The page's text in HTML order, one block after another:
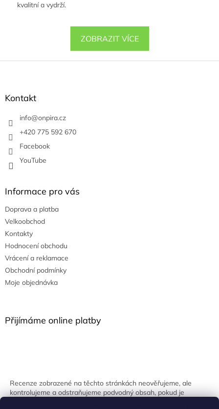
kvalitní a vydrží.
ZOBRAZIT VÍCE
Z
Kontakt
info@onpira.cz
+420 775 592 670
Facebook
YouTube
Informace pro vás
Doprava a platba
Velkoobchod
Kontakty
Hodnocení obchodu
Vrácení a reklamace
Obchodní podmínky
Moje objednávka
Přijímáme online platby
Recenze zobrazené na těchto stránkách neověřujeme, ale
kontrolujeme a odstraňujeme podvodný obsah, pokud je